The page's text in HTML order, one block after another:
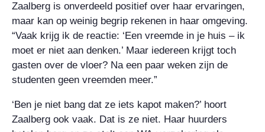
Zaalberg is onverdeeld positief over haar ervaringen,
maar kan op weinig begrip rekenen in haar omgeving.
“Vaak krijg ik de reactie: ‘Een vreemde in je huis – ik
moet er niet aan denken.’ Maar iedereen krijgt toch
gasten over de vloer? Na een paar weken zijn de
studenten geen vreemden meer.”
‘Ben je niet bang dat ze iets kapot maken?’ hoort
Zaalberg ook vaak. Dat is ze niet. Haar huurders